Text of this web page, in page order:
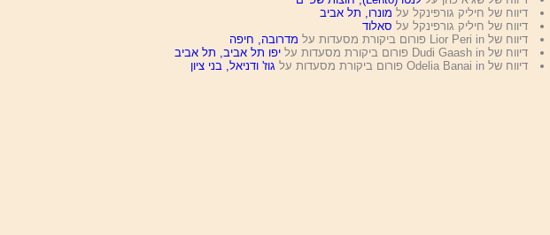
דיווח של חיליק גורפינקל על מונרו, תל אביב
דיווח של חיליק גורפינקל על סאלוד
דיווח של Lior Peri in פורום ביקורת מסעדות על
מדרובה, חיפה
דיווח של Dudi Gaash in פורום ביקורת מסעדות על
יפו תל אביב, תל אביב
דיווח של Odelia Banai in פורום ביקורת מסעדות על
גוז' ודניאל, בני ציון